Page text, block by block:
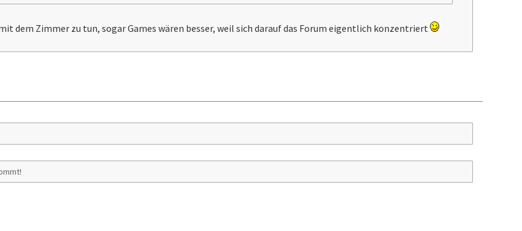
dem Zimmer zu tun, sogar Games wären besser, weil sich darauf das Forum eigentlich konzentriert